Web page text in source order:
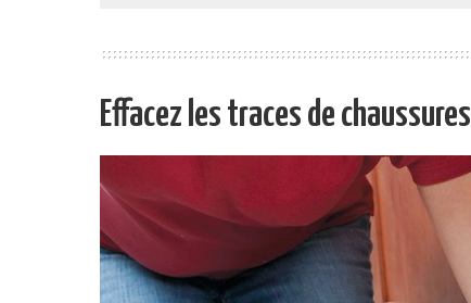
Effacez les traces de chaussures